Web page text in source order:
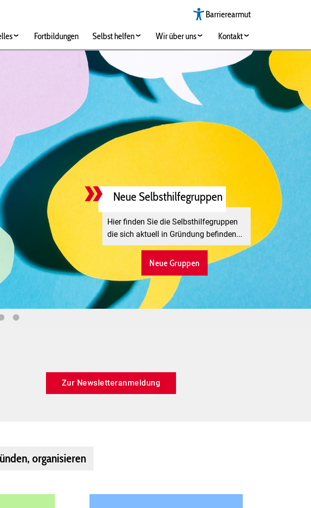
Barrierearmut
Fortbildungen Selbst helfen Wir über uns Kontakt
Neue Selbsthilfegruppen
Hier finden Sie die Selbsthilfegruppen
die sich aktuell in Gründung befinden...
Neue Gruppen
Zur Newsletteranmeldung
organisieren